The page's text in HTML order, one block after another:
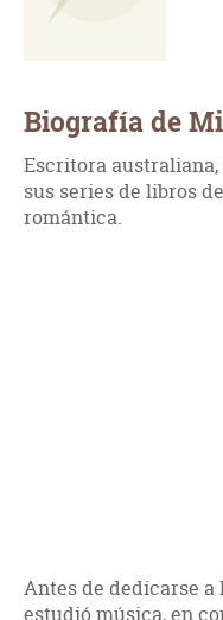
Biografía de
Escritora australiana,
sus series de libros
romántica.
Antes de dedicarse a
estudió música, en